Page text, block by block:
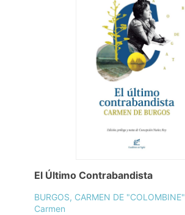
El Último Contrabandista
BURGOS, CARMEN DE "COLOMBINE"
Carmen